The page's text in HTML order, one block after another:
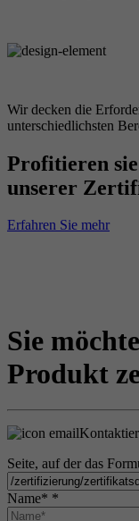
Wir decken die
unterschiedlichsten
Profitieren
unserer
Erfahren Sie mehr
Sie
Produkt
Seite, auf der das
Name* *